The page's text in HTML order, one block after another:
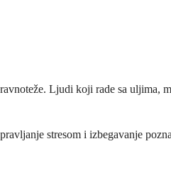
Ljudi koji rade sa uljima,
stresom i izbegavanje